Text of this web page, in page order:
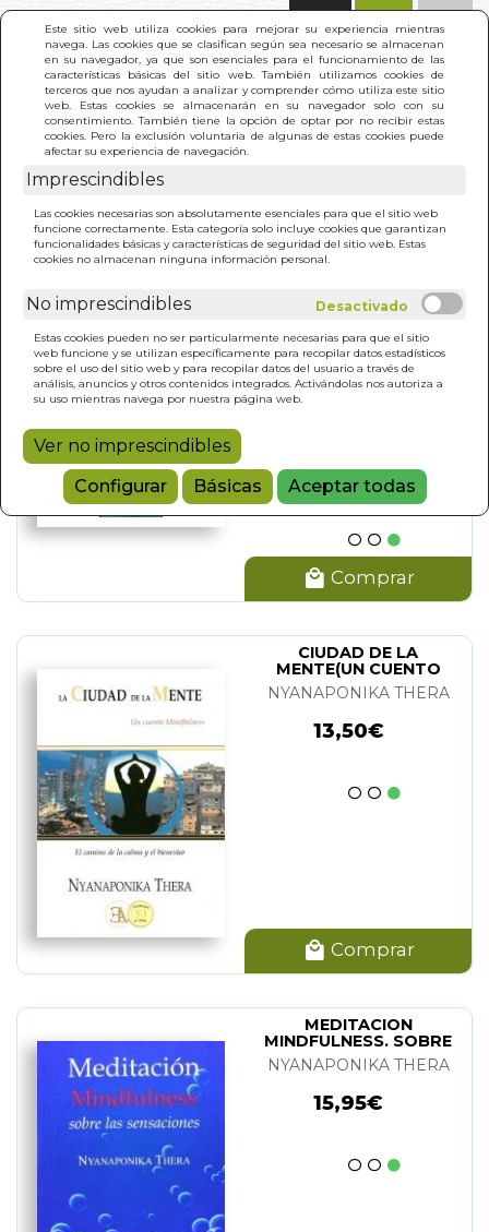
Este sitio web utiliza cookies para mejorar su experiencia mientras
navega. Las cookies que se clasifican según sea necesario se almacenan
en su navegador, ya que son esenciales para el funcionamiento de las
características básicas del sitio web. También utilizamos cookies de
terceros que nos ayudan a analizar y comprender cómo utiliza este sitio
web. Estas cookies se almacenarán en su navegador solo con su
consentimiento. También tiene la opción de optar por no recibir estas
cookies. Pero la exclusión voluntaria de algunas de estas cookies puede
afectar su experiencia de navegación.
Imprescindibles
Las cookies necesarias son absolutamente esenciales para que el sitio web
funcione correctamente. Esta categoría solo incluye cookies que garantizan
funcionalidades básicas y características de seguridad del sitio web. Estas
cookies no almacenan ninguna información personal.
No imprescindibles
Estas cookies pueden no ser particularmente necesarias para que el sitio
web funcione y se utilizan específicamente para recopilar datos estadísticos
sobre el uso del sitio web y para recopilar datos del usuario a través de
análisis, anuncios y otros contenidos integrados. Activándolas nos autoriza a
su uso mientras navega por nuestra página web.
Ver no imprescindibles
Configurar
Básicas Aceptar todas
LIBRERIA ARGENTINA (5)
THERA Y HELLMUTH HECKER
INICIO > RESULTADO BÚSQUEDA
Estos son los resultados de tu búsqueda:
nyanaponika thera
CORAZON DE LA
24,00€
Comprar
CIUDAD DE LA
MENTE(UN CUENTO
MINDFULNESS)
NYANAPONIKA THERA
13,50€
Comprar
MEDITACION
MINDFULNESS. SOBRE
LAS SENSACIONES
NYANAPONIKA THERA
15,95€